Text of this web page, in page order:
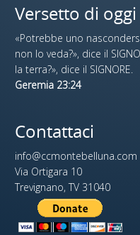
Versetto di oggi
«Potrebbe uno
non lo veda?», dice il
la terra?», dice il SIGNORE.
Geremia 23:24
Contattaci
info@ccmontebelluna.com
Via Ortigara 10
Trevignano, TV 31040